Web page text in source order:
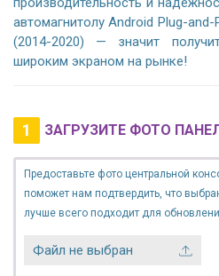
автомагнитолу Android Plug-
(2014-2020) — значит
широким экраном на рынке!
1 ЗАГРУЗИТЕ ФОТО
Предоставьте фото центральной
поможет нам подтвердить, что
лучше всего подходит для
Файл не выбран